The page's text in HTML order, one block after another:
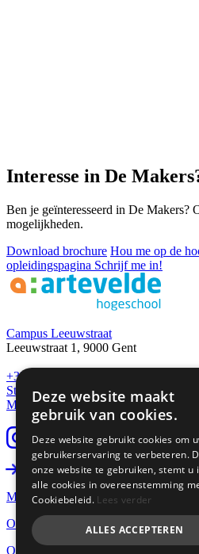
Interesse in De
Ben je geïnteresseerd in De Makers?
mogelijkheden.
Download brochure Hou me op de
opleidingspagina Schrijf me in!
Footer
Campus Leeuwstraat
Leeuwstraat 1, 9000 Gent
+32 9 234 72 00
Stuur een e-mail
Meld een technisch probleem
Schrijf me in!
Meer informatie over deze opleiding
Ontdek de opleidingen in
Ontdek alle opleidingen in
Deze website maakt
gebruik van cookies.
Deze website gebruikt cookies om
gebruikerservaring te verbeteren.
onze website te gebruiken, stemt u
alle cookies in overeenstemming
Cookiebeleid. Lees verder
ALLES ACCEPTEREN